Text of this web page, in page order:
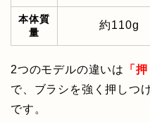
本体質
量
約110g
2つのモデルの違いは 「
で、ブラシを強く押しつ
です。